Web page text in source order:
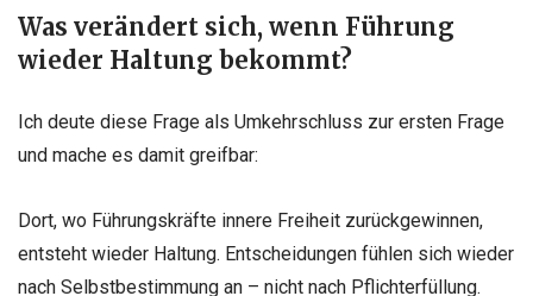
Was verändert sich, wenn Führung
wieder Haltung bekommt?
Ich deute diese Frage als Umkehrschluss zur ersten Frage
und mache es damit greifbar:
Dort, wo Führungskräfte innere Freiheit zurückgewinnen,
entsteht wieder Haltung. Entscheidungen fühlen sich wieder
nach Selbstbestimmung an – nicht nach Pflichterfüllung.